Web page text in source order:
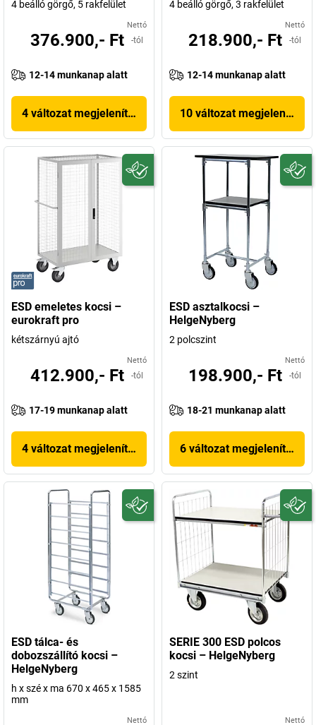
4 beálló görgő, 5 rakfelület
Nettó
376.900,- Ft -tól
12-14 munkanap alatt
4 változat megjelenítése
4 beálló görgő, 3 rakfelület
Nettó
218.900,- Ft -tól
12-14 munkanap alatt
10 változat megjelenítése
ESD emeletes kocsi –
eurokraft pro
kétszárnyú ajtó
Nettó
412.900,- Ft -tól
17-19 munkanap alatt
4 változat megjelenítése
ESD asztalkocsi –
HelgeNyberg
2 polcszint
Nettó
198.900,- Ft -tól
18-21 munkanap alatt
6 változat megjelenítése
ESD tálca- és
dobozszállító kocsi –
HelgeNyberg
h x szé x ma 670 x 465 x 1585
mm
Nettó
SERIE 300 ESD polcos
kocsi – HelgeNyberg
2 szint
Nettó